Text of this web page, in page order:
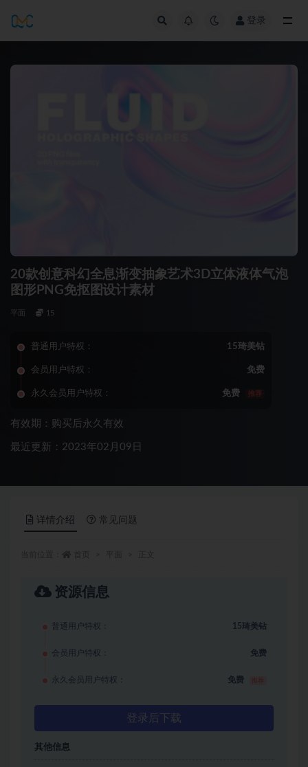
登录
20款创意科幻全息渐变抽象艺术3D立体液体气泡
图形PNG免抠图设计素材
平面 15
普通用户特权： 15琦美钻
会员用户特权： 免费
永久会员用户特权： 免费 推荐
有效期：购买后永久有效
最近更新：2023年02月09日
详情介绍 常见问题
资源信息
普通用户特权： 15琦美钻
会员用户特权： 免费
永久会员用户特权： 免费
登录后下载
其他信息